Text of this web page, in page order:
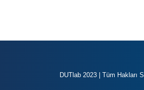
DUTlab 2023 | Tüm Hakları